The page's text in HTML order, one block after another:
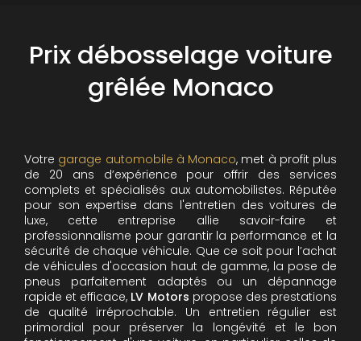
Prix débosselage voiture
grêlée Monaco
Votre garage automobile à Monaco, met à profit plus
de 20 ans d’expérience pour offrir des services
complets et spécialisés aux automobilistes. Réputée
pour son expertise dans l'entretien des voitures de
luxe, cette entreprise allie savoir-faire et
professionnalisme pour garantir la performance et la
sécurité de chaque véhicule. Que ce soit pour l’achat
de véhicules d'occasion haut de gamme, la pose de
pneus parfaitement adaptés ou un dépannage
rapide et efficace, LV Motors propose des prestations
de qualité irréprochable. Un entretien régulier est
primordial pour préserver la longévité et le bon